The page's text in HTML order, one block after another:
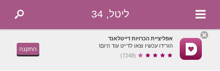
ליטל, 34
אפליציית הכרויות דייטלאנד
הורידו עכשיו וצאו לדייט עוד היום!
(7248)
התקנה